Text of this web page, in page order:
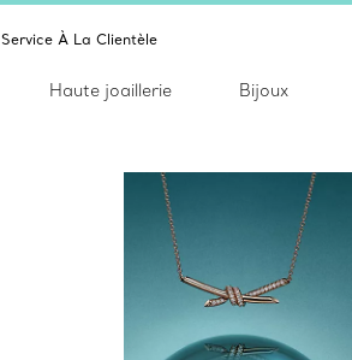
Service À La Clientèle
Haute joaillerie Bijoux